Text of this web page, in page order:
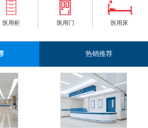
医用柜 医用门 医用床
热销推荐